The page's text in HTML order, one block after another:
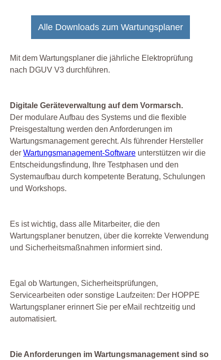
Alle Downloads zum Wartungsplaner
Mit dem Wartungsplaner die jährliche Elektroprüfung
nach DGUV V3 durchführen.
Digitale Geräteverwaltung auf dem Vormarsch.
Der modulare Aufbau des Systems und die flexible
Preisgestaltung werden den Anforderungen im
Wartungsmanagement gerecht. Als führender Hersteller
der Wartungsmanagement-Software unterstützen wir die
Entscheidungsfindung, Ihre Testphasen und den
Systemaufbau durch kompetente Beratung, Schulungen
und Workshops.
Es ist wichtig, dass alle Mitarbeiter, die den
Wartungsplaner benutzen, über die korrekte Verwendung
und Sicherheitsmaßnahmen informiert sind.
Egal ob Wartungen, Sicherheitsprüfungen,
Servicearbeiten oder sonstige Laufzeiten: Der HOPPE
Wartungsplaner erinnert Sie per eMail rechtzeitig und
automatisiert.
Die Anforderungen im Wartungsmanagement sind so